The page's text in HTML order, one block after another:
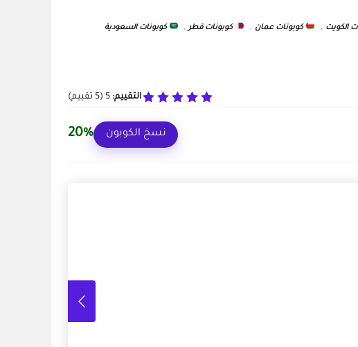
الكويت , كوبونات عمان , كوبونات قطر , كوبونات السعودية
التقييم: 5
(
5 تقييم)
20% نسخ الكوبون